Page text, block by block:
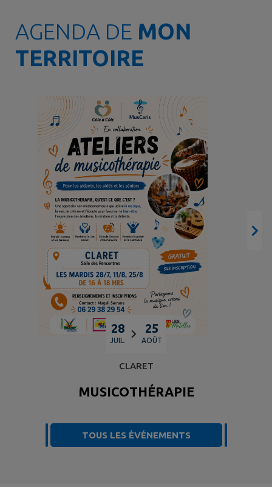
AGENDA DE MON
TERRITOIRE
28
JUIL.
25
AOÛT
CLARET
MUSICOTHÉRAPIE
TOUS LES ÉVÉNEMENTS